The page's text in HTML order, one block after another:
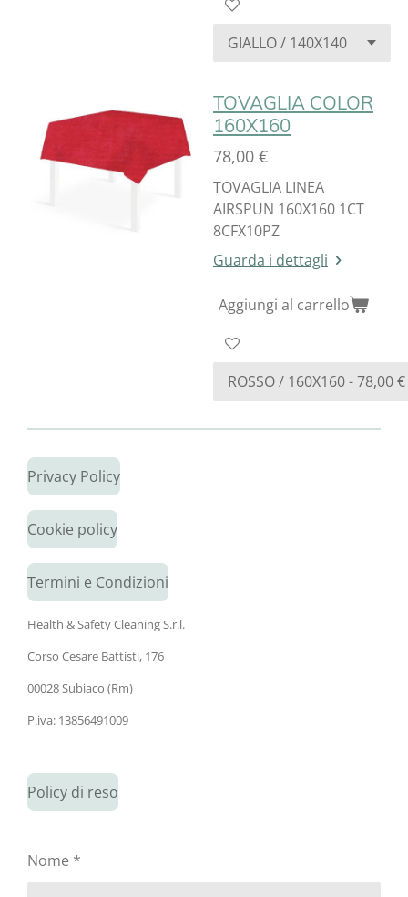
TOVAGLIA COLOR
160X160
78,00 €
TOVAGLIA LINEA
AIRSPUN 160X160 1CT
8CFX10PZ
Guarda i dettagli
Aggiungi al carrello
Privacy Policy
Cookie policy
Termini e Condizioni
Health & Safety Cleaning S.r.l.
Corso Cesare Battisti, 176
00028 Subiaco (Rm)
P.iva: 13856491009
Policy di reso
Nome *